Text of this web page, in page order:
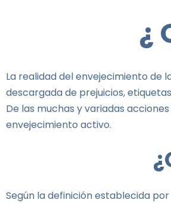
¿
La realidad del envejecimiento de
descargada de prejuicios,
De las muchas y variadas
envejecimiento activo.
Según la definición establecida